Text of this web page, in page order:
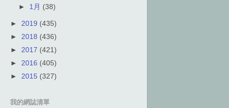
► 1月 (38)
► 2019 (435)
► 2018 (436)
► 2017 (421)
► 2016 (405)
► 2015 (327)
我的網誌清單